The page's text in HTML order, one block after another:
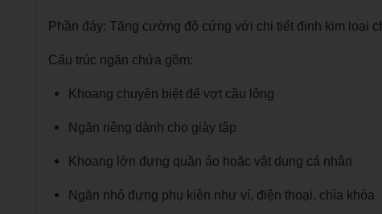
Phần đáy: Tăng cường độ cứng với chi tiết đinh kim loại
Cấu trúc ngăn chứa gồm:
Khoang chuyên biệt để vợt cầu lông
Ngăn riêng dành cho giày tập
Khoang lớn đựng quần áo hoặc vật dụng cá nhân
Ngăn nhỏ đựng phụ kiện như ví, điện thoại, chìa khóa